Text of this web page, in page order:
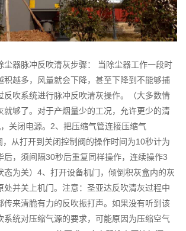
尘器脉冲反吹清灰步骤： 当除尘器工作一段时
积越多，风量就会下降，甚至下降到不能够捕
反吹系统进行脉冲反吹清灰操作。（大多数情
就够了。对于产烟量少的工况，允许更少的清
关闭电源。2、把压缩气管连接压缩气
从打开到关闭控制阀的操作时间为10秒计为
后，须间隔30秒后重复同样操作，连续操作3
态为关）4、打开设备机门，倾倒积灰盒内的灰
处并关上机门。注意：圣亚达反吹清灰过程中
传来清脆有力的反吹振打声。如果没有听到该
系统对压缩气源的要求，可能原因为压缩空气